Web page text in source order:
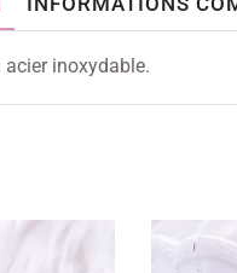
inoxydable.